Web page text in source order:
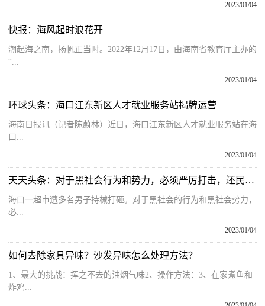
2023/01/04
快报：海风起时浪花开
潮起海之南，扬帆正当时。2022年12月17日，由海南省教育厅主办的
“...
2023/01/04
环球头条：海口江东新区人才就业服务站揭牌运营
海南日报讯（记者陈蔚林）近日，海口江东新区人才就业服务站在海
口...
2023/01/04
天天头条：对于黑社会行为和势力，必须严厉打击，还民众以清朗的天空
海口一超市遭多名男子持械打砸。对于黑社会的行为和黑社会势力，
必...
2023/01/04
如何去除家具异味？沙发异味怎么处理方法？
1、最大的挑战：挥之不去的油烟气味2、操作方法：3、在家煮鱼和
炸鸡...